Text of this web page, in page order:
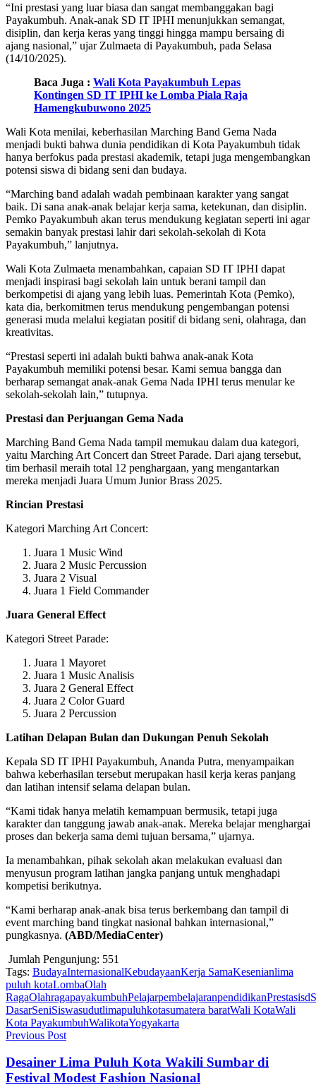
“Ini prestasi yang luar biasa dan sangat membanggakan bagi
Payakumbuh. Anak-anak SD IT IPHI menunjukkan semangat,
disiplin, dan kerja keras yang tinggi hingga mampu bersaing di
ajang nasional,” ujar Zulmaeta di Payakumbuh, pada Selasa
(14/10/2025).
Baca Juga : Wali Kota Payakumbuh Lepas
Kontingen SD IT IPHI ke Lomba Piala Raja
Hamengkubuwono 2025
Wali Kota menilai, keberhasilan Marching Band Gema Nada
menjadi bukti bahwa dunia pendidikan di Kota Payakumbuh tidak
hanya berfokus pada prestasi akademik, tetapi juga mengembangkan
potensi siswa di bidang seni dan budaya.
“Marching band adalah wadah pembinaan karakter yang sangat
baik. Di sana anak-anak belajar kerja sama, ketekunan, dan disiplin.
Pemko Payakumbuh akan terus mendukung kegiatan seperti ini agar
semakin banyak prestasi lahir dari sekolah-sekolah di Kota
Payakumbuh,” lanjutnya.
Wali Kota Zulmaeta menambahkan, capaian SD IT IPHI dapat
menjadi inspirasi bagi sekolah lain untuk berani tampil dan
berkompetisi di ajang yang lebih luas. Pemerintah Kota (Pemko),
kata dia, berkomitmen terus mendukung pengembangan potensi
generasi muda melalui kegiatan positif di bidang seni, olahraga, dan
kreativitas.
“Prestasi seperti ini adalah bukti bahwa anak-anak Kota
Payakumbuh memiliki potensi besar. Kami semua bangga dan
berharap semangat anak-anak Gema Nada IPHI terus menular ke
sekolah-sekolah lain,” tutupnya.
Prestasi dan Perjuangan Gema Nada
Marching Band Gema Nada tampil memukau dalam dua kategori,
yaitu Marching Art Concert dan Street Parade. Dari ajang tersebut,
tim berhasil meraih total 12 penghargaan, yang mengantarkan
mereka menjadi Juara Umum Junior Brass 2025.
Rincian Prestasi
Kategori Marching Art Concert:
Juara 1 Music Wind
Juara 2 Music Percussion
Juara 2 Visual
Juara 1 Field Commander
Juara General Effect
Kategori Street Parade:
Juara 1 Mayoret
Juara 1 Music Analisis
Juara 2 General Effect
Juara 2 Color Guard
Juara 2 Percussion
Latihan Delapan Bulan dan Dukungan Penuh Sekolah
Kepala SD IT IPHI Payakumbuh, Ananda Putra, menyampaikan
bahwa keberhasilan tersebut merupakan hasil kerja keras panjang
dan latihan intensif selama delapan bulan.
“Kami tidak hanya melatih kemampuan bermusik, tetapi juga
karakter dan tanggung jawab anak-anak. Mereka belajar menghargai
proses dan bekerja sama demi tujuan bersama,” ujarnya.
Ia menambahkan, pihak sekolah akan melakukan evaluasi dan
menyusun program latihan jangka panjang untuk menghadapi
kompetisi berikutnya.
“Kami berharap anak-anak bisa terus berkembang dan tampil di
event marching band tingkat nasional bahkan internasional,”
pungkasnya. (ABD/MediaCenter)
Jumlah Pengunjung: 551
Tags: BudayaInternasionalKebudayaanKerja SamaKesenianlima
puluh kotaLombaOlah
RagaOlahragapayakumbuhPelajarpembelajaranpendidikanPrestasisd
DasarSeniSiswasudutlimapuluhkotasumatera baratWali KotaWali
Kota PayakumbuhWalikotaYogyakarta
Previous Post
Desainer Lima Puluh Kota Wakili Sumbar di
Festival Modest Fashion Nasional